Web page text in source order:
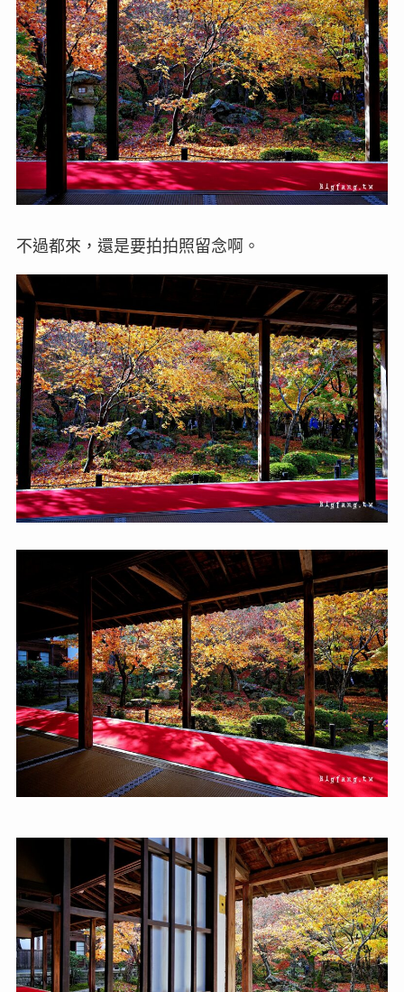
不過都來，還是要拍拍照留念啊。